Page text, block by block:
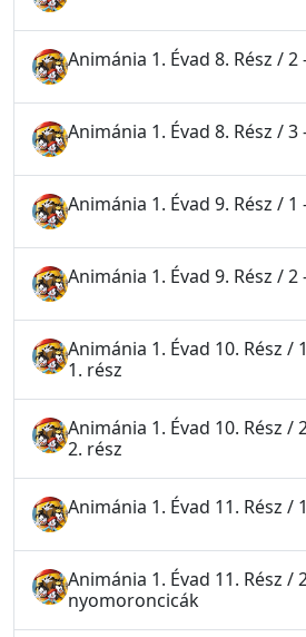
Animánia 1. Évad 8. Rész /
Animánia 1. Évad 8. Rész /
Animánia 1. Évad 9. Rész / 1
Animánia 1. Évad 9. Rész / 2
Animánia 1. Évad 10. Rész /
1. rész
Animánia 1. Évad 10. Rész /
2. rész
Animánia 1. Évad 11. Rész /
Animánia 1. Évad 11. Rész /
nyomoroncicák